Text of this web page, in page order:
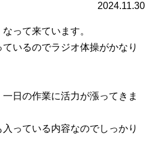
2024.11.30
って来ています。
いるのでラジオ体操がかなり
日の作業に活力が漲ってきま
っている内容なのでしっかり